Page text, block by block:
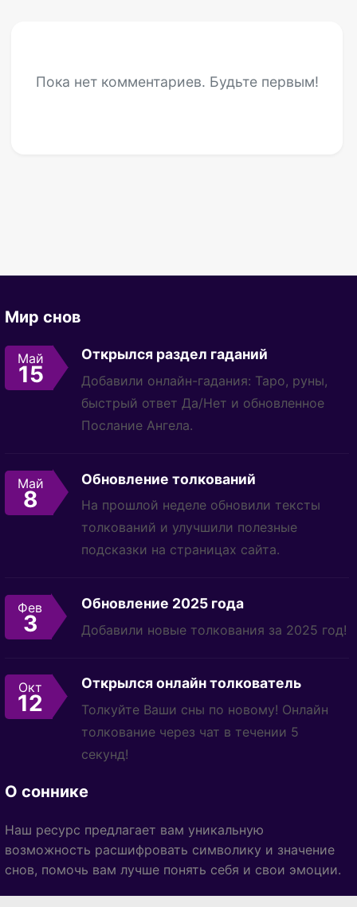
Пока нет комментариев. Будьте первым!
Мир снов
Май
15
Открылся раздел гаданий
Добавили онлайн-гадания: Таро, руны,
быстрый ответ Да/Нет и обновленное
Послание Ангела.
Май
8
Обновление толкований
На прошлой неделе обновили тексты
толкований и улучшили полезные
подсказки на страницах сайта.
Фев
3
Обновление 2025 года
Добавили новые толкования за 2025 год!
Окт
12
Открылся онлайн толкователь
Толкуйте Ваши сны по новому! Онлайн
толкование через чат в течении 5
секунд!
О соннике
Наш ресурс предлагает вам уникальную
возможность расшифровать символику и значение
снов, помочь вам лучше понять себя и свои эмоции.